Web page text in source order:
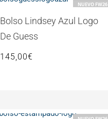
NUEVO FW26
Bolso Lindsey Azul Logo
De Guess
145,00€